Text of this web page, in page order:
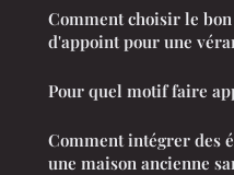
Comment choisir le
d'appoint pour une
Pour quel motif faire
Comment intégrer des
une maison ancienne